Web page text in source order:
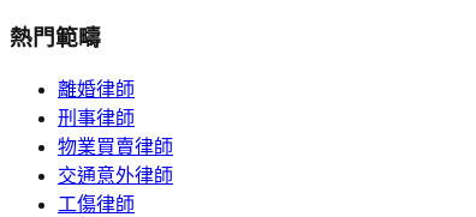
熱門範疇
離婚律師
刑事律師
物業買賣律師
交通意外律師
工傷律師